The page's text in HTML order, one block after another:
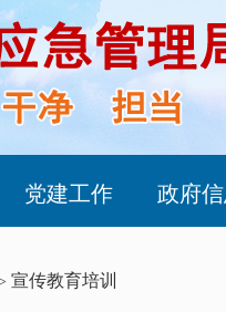
党建工作 政府
宣传教育培训